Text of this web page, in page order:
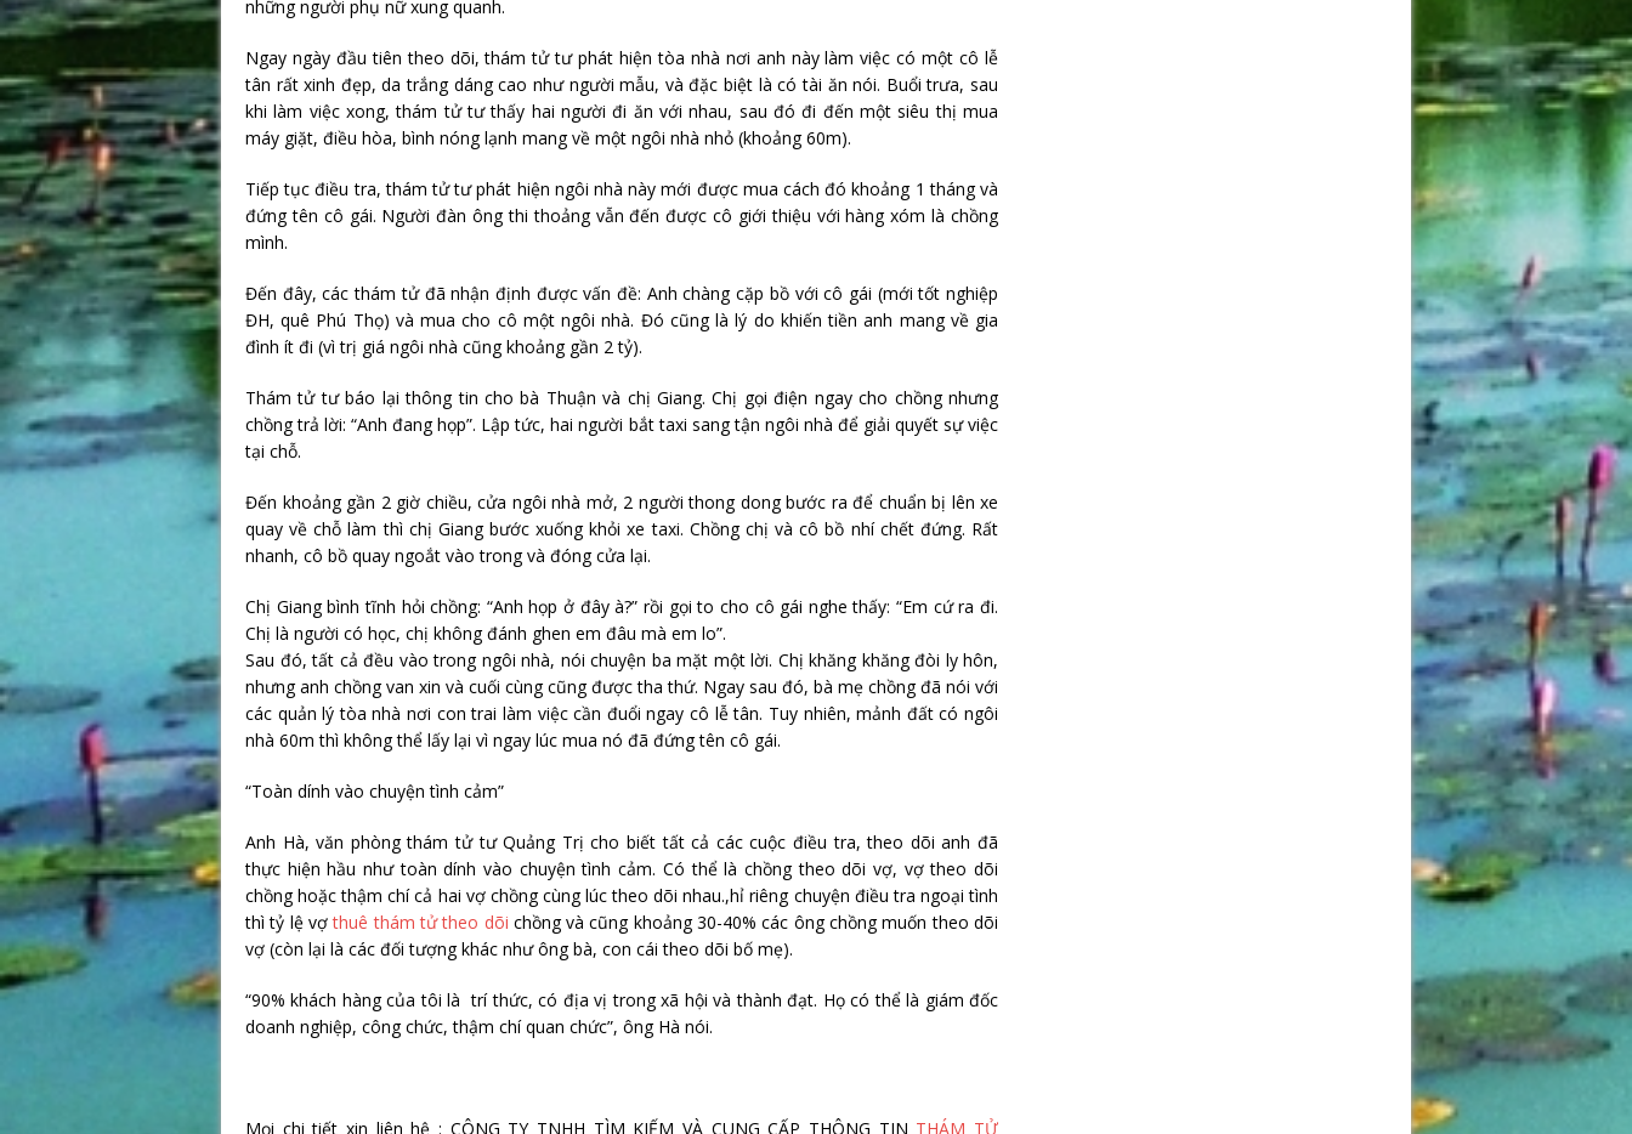
những người phụ nữ xung quanh.
Ngay ngày đầu tiên theo dõi, thám tử tư phát hiện tòa nhà nơi anh này làm việc có một cô lễ
tân rất xinh đẹp, da trắng dáng cao như người mẫu, và đặc biệt là có tài ăn nói. Buổi trưa, sau
khi làm việc xong, thám tử tư thấy hai người đi ăn với nhau, sau đó đi đến một siêu thị mua
máy giặt, điều hòa, bình nóng lạnh mang về một ngôi nhà nhỏ (khoảng 60m).
Tiếp tục điều tra, thám tử tư phát hiện ngôi nhà này mới được mua cách đó khoảng 1 tháng và
đứng tên cô gái. Người đàn ông thi thoảng vẫn đến được cô giới thiệu với hàng xóm là chồng
mình.
Đến đây, các thám tử đã nhận định được vấn đề: Anh chàng cặp bồ với cô gái (mới tốt nghiệp
ĐH, quê Phú Thọ) và mua cho cô một ngôi nhà. Đó cũng là lý do khiến tiền anh mang về gia
đình ít đi (vì trị giá ngôi nhà cũng khoảng gần 2 tỷ).
Thám tử tư báo lại thông tin cho bà Thuận và chị Giang. Chị gọi điện ngay cho chồng nhưng
chồng trả lời: “Anh đang họp”. Lập tức, hai người bắt taxi sang tận ngôi nhà để giải quyết sự việc
tại chỗ.
Đến khoảng gần 2 giờ chiều, cửa ngôi nhà mở, 2 người thong dong bước ra để chuẩn bị lên xe
quay về chỗ làm thì chị Giang bước xuống khỏi xe taxi. Chồng chị và cô bồ nhí chết đứng. Rất
nhanh, cô bồ quay ngoắt vào trong và đóng cửa lại.
Chị Giang bình tĩnh hỏi chồng: “Anh họp ở đây à?” rồi gọi to cho cô gái nghe thấy: “Em cứ ra đi.
Chị là người có học, chị không đánh ghen em đâu mà em lo”.
Sau đó, tất cả đều vào trong ngôi nhà, nói chuyện ba mặt một lời. Chị khăng khăng đòi ly hôn,
nhưng anh chồng van xin và cuối cùng cũng được tha thứ. Ngay sau đó, bà mẹ chồng đã nói với
các quản lý tòa nhà nơi con trai làm việc cần đuổi ngay cô lễ tân. Tuy nhiên, mảnh đất có ngôi
nhà 60m thì không thể lấy lại vì ngay lúc mua nó đã đứng tên cô gái.
“Toàn dính vào chuyện tình cảm”
Anh Hà, văn phòng thám tử tư Quảng Trị cho biết tất cả các cuộc điều tra, theo dõi anh đã
thực hiện hầu như toàn dính vào chuyện tình cảm. Có thể là chồng theo dõi vợ, vợ theo dõi
chồng hoặc thậm chí cả hai vợ chồng cùng lúc theo dõi nhau.,hỉ riêng chuyện điều tra ngoại tình
thì tỷ lệ vợthuê thám tử theo dõi chồng và cũng khoảng 30-40% các ông chồng muốn theo dõi
vợ (còn lại là các đối tượng khác như ông bà, con cái theo dõi bố mẹ).
“90% khách hàng của tôi là trí thức, có địa vị trong xã hội và thành đạt. Họ có thể là giám đốc
doanh nghiệp, công chức, thậm chí quan chức”, ông Hà nói.
Mọi chi tiết xin liên hệ : CÔNG TY TNHH TÌM KIẾM VÀ CUNG CẤP THÔNG TIN THÁM TỬ